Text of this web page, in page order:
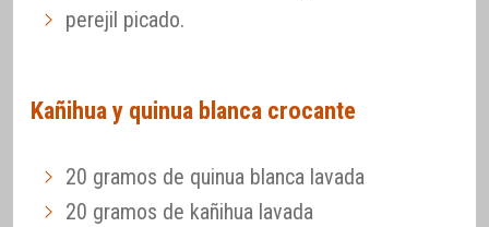
perejil picado.
Kañihua y quinua blanca crocante
20 gramos de quinua blanca lavada
20 gramos de kañihua lavada